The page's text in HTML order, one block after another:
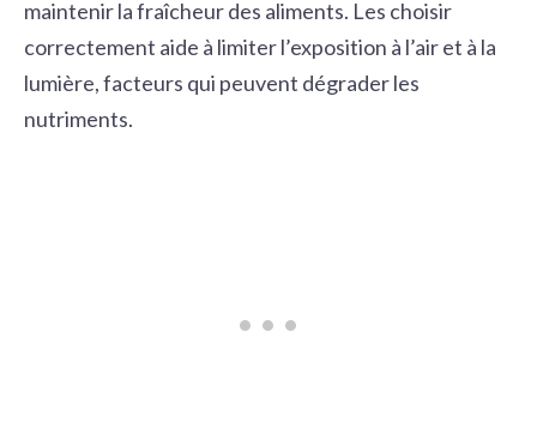
maintenir la fraîcheur des aliments. Les choisir
correctement aide à limiter l’exposition à l’air et à la
lumière, facteurs qui peuvent dégrader les
nutriments.